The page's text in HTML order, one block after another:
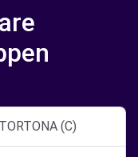
(C)